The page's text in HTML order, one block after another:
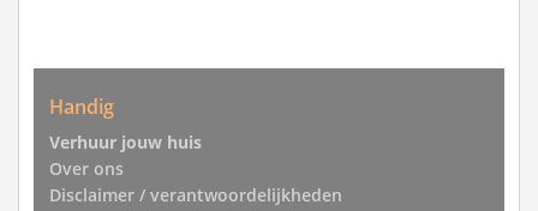
Handig
Verhuur jouw huis
Over ons
Disclaimer / verantwoordelijkheden